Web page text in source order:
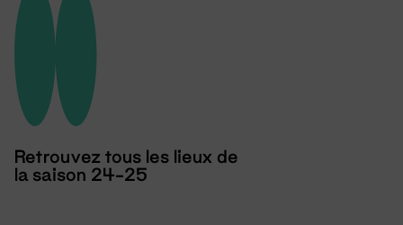
Retrouvez tous les lieux de
la saison 24-25